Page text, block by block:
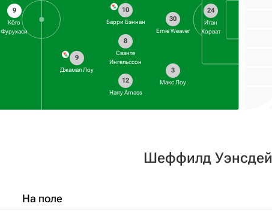
9
Кёго
Фурухаси
24
Итан
Хорват
30
Ernie Weaver
3
Макс Лоу
10
Барри Бэннан
8
Сванте
Ингельссон
12
Harry Amass
9
Джамал Лоу
На поле
Шеффилд Уэнсдей